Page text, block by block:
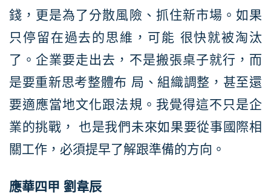
錢，更是為了分散風險、抓住新市場。如果
只停留在過去的思維，可能 很快就被淘汰
了。企業要走出去，不是搬張桌子就行，而
是要重新思考整體布 局、組織調整，甚至還
要適應當地文化跟法規。我覺得這不只是企
業的挑戰， 也是我們未來如果要從事國際相
關工作，必須提早了解跟準備的方向。
應華四甲 劉韋辰